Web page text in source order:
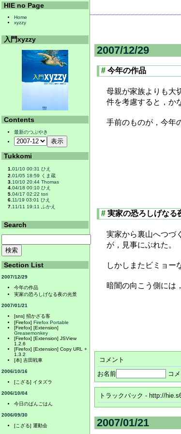
2007/12/29
# 今年の作品
母親が家族よりも大
件を考慮すると，か
手前のものが，今年
# 実家の恐ろしげなる
実家から裏山へつづ
が，見事にぶれた。
しかしまたビミョー
暗闇の向こう側には
コメント
お名前
コ
トラックバック - http://
2007/01/21
HIE no Page
Home
xyzzy
入門xyzzy
Contents
最新のつぶやき
Tukkomi
1. 01/10 00:31 ひえ
2. 01/05 18:59 くま蔵
3. 10/10 20:44 Thomas
4. 04/18 00:10 ひえ
5. 04/17 02:22 tori
6. 11/19 03:01 ひえ
7. 11/11 19:11 ふかえ
Search
Section List
2007/12/29
今年の作品
実家の恐ろしげなる夜の光景
2007/01/21
[sns] 招かざる客
[Firefox]Firefox Portable
[Firefox] [Extension]
Greasemonkey
[Firefox] [Extension] JSView
1.2.6
[Firefox] [Extension] Copy URL +
1.3.2
[本] 吉田戦車
2006/10/16
[こざる] イタズラ
2006/10/04
今日のばんごはん
2006/09/30
[こざる] 運動会